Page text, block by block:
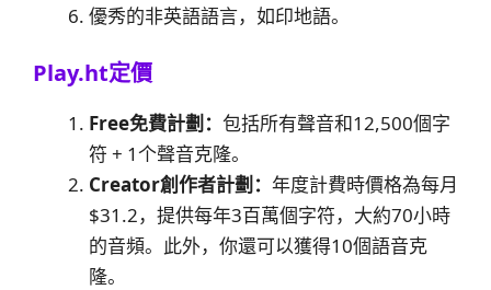
優秀的非英語語言，如印地語。
Play.ht定價
Free免費計劃： 包括所有聲音和12,500個字
符 + 1个聲音克隆。
Creator創作者計劃： 年度計費時價格為每月
$31.2，提供每年3百萬個字符，大約70小時
的音頻。此外，你還可以獲得10個語音克
隆。